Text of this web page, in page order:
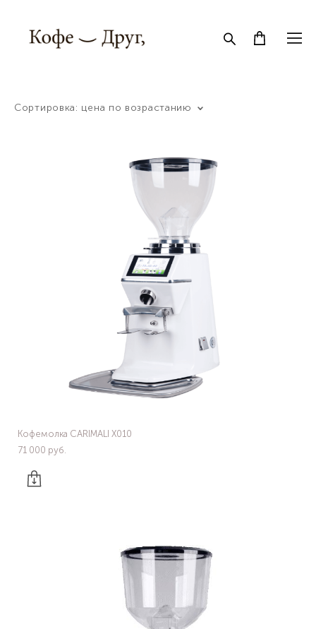
Сортировка: цена по возрастанию
Кофемолка CARIMALI X010
71 000 pуб.